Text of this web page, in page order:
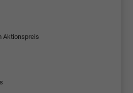
Aktionspreis